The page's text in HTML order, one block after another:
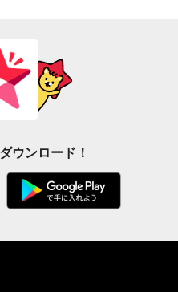
ウンロード！